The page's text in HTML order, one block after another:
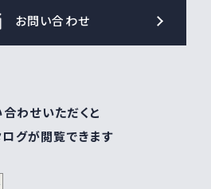
お問い合わせ
わせいただくと
グが閲覧できます